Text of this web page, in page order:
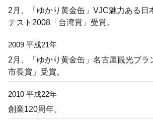
2月、「ゆかり黄金缶」VJC魅力ある日
テスト2008「台湾賞」受賞。
2009 平成21年
2月、「ゆかり黄金缶」名古屋観光ブラ
市長賞」受賞。
2010 平成22年
創業120周年。